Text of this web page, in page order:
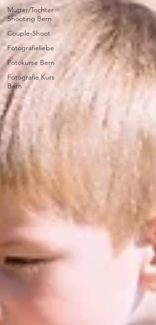
Mutter/Tochter
Shooting Bern
Couple-Shoot
Fotografieliebe
Fotokurse Bern
Fotografie Kurs
Bern